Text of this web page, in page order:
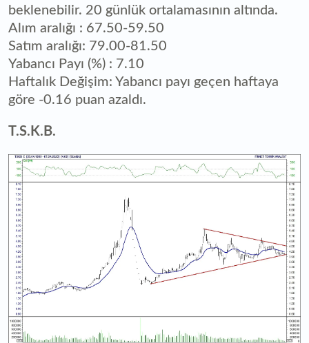
beklenebilir. 20 günlük ortalamasının altında.
Alım aralığı : 67.50-59.50
Satım aralığı: 79.00-81.50
Yabancı Payı (%) : 7.10
Haftalık Değişim: Yabancı payı geçen haftaya
göre -0.16 puan azaldı.
T.S.K.B.